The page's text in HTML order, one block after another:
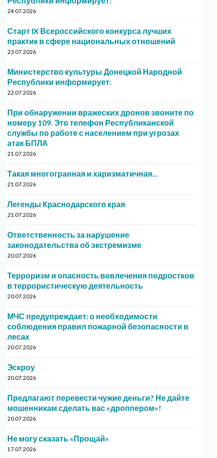
24.07.2026
Старт IX Всероссийского конкурса лучших
практик в сфере национальных отношений
23.07.2026
Министерство культуры Донецкой Народной
Республики информирует:
22.07.2026
При обнаружении вражеских дронов звоните по
номеру 109. Это телефон Республиканской
службы по работе с населением при угрозах
атак БПЛА
21.07.2026
Такая многогранная и харизматичная…
21.07.2026
Легенды Краснодарского края
21.07.2026
Ответственность за нарушение
законодательства об экстремизме
20.07.2026
Терроризм и опасность вовлечения подростков
в террористическую деятельность
20.07.2026
МЧС предупреждает: о необходимости
соблюдения правил пожарной безопасности в
лесах
20.07.2026
Эскроу
20.07.2026
Предлагают перевести чужие деньги? Не дайте
мошенникам сделать вас «дроппером»!
20.07.2026
Не могу сказать «Прощай»
17.07.2026